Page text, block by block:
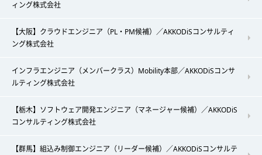
ィング株式会社
【大阪】クラウドエンジニア（PL・PM候補）／AKKODiSコンサルティ
ング株式会社
インフラエンジニア（メンバークラス）Mobility本部／AKKODiSコンサ
ルティング株式会社
【栃木】ソフトウェア開発エンジニア（マネージャー候補）／AKKODiS
コンサルティング株式会社
【群馬】組込み制御エンジニア（リーダー候補）／AKKODiSコンサルテ